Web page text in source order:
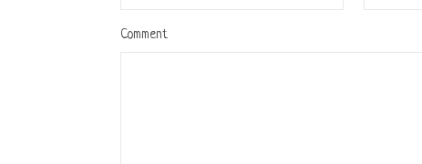
Comment